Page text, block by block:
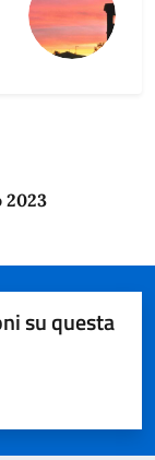
2023
su questa